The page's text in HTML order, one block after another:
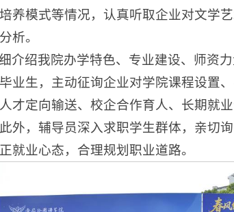
养模式等情况，认真听取企业对文学
析。
介绍我院办学特色、专业建设、师资
业生，主动征询企业对学院课程设置
才定向输送、校企合作育人、长期就
外，辅导员深入求职学生群体，亲切
就业心态，合理规划职业道路。